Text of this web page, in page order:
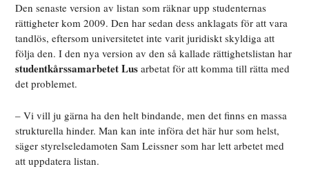
Den senaste version av listan som räknar upp studenternas
rättigheter kom 2009. Den har sedan dess anklagats för att vara
tandlös, eftersom universitetet inte varit juridiskt skyldiga att
följa den. I den nya version av den så kallade rättighetslistan har
studentkårssamarbetet Lus arbetat för att komma till rätta med
det problemet.
– Vi vill ju gärna ha den helt bindande, men det finns en massa
strukturella hinder. Man kan inte införa det här hur som helst,
säger styrelseledamoten Sam Leissner som har lett arbetet med
att uppdatera listan.